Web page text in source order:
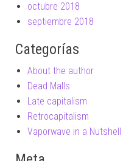
octubre 2018
septiembre 2018
Categorías
About the author
Dead Malls
Late capitalism
Retrocapitalism
Vaporwave in a Nutshell